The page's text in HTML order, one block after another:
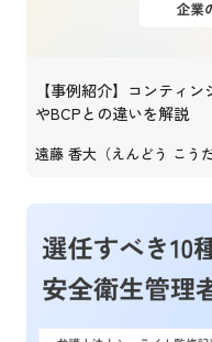
【事例紹介】コンティ
やBCPとの違いを解説
遠藤 香大（えんどう こうだ